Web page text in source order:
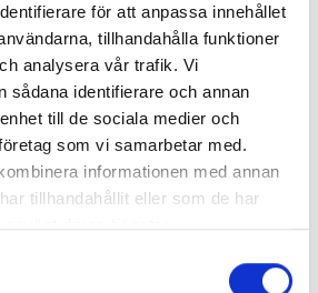
för att anpassa innehållet
tillhandahålla funktioner
analysera vår trafik. Vi
sådana identifierare och annan
till de sociala medier och
som vi samarbetar med.
informationen med annan
tillhandahållit eller som de har
deras tjänster.
Karta Kontakt
ut och alla är välkomna till
dans kring granen, lekar
kommer tomten att